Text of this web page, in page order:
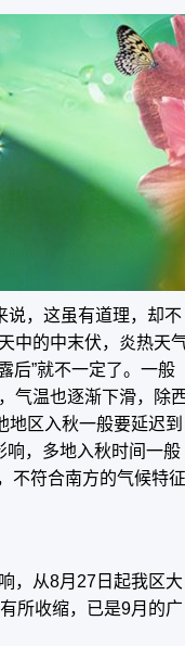
说，这虽有道理，却不
中的中末伏，炎热天
后”就不一定了。一般
气温也逐渐下滑，除
区入秋一般要延迟到
响，多地入秋时间一般
不符合南方的气候特征
，从8月27日起我区大
所收缩，已是9月的广